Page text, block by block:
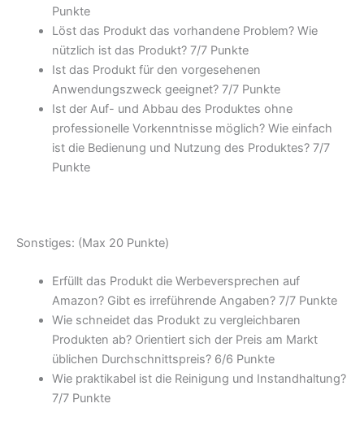
Punkte
Löst das Produkt das vorhandene Problem? Wie
nützlich ist das Produkt? 7/7 Punkte
Ist das Produkt für den vorgesehenen
Anwendungszweck geeignet? 7/7 Punkte
Ist der Auf- und Abbau des Produktes ohne
professionelle Vorkenntnisse möglich? Wie einfach
ist die Bedienung und Nutzung des Produktes? 7/7
Punkte
Sonstiges: (Max 20 Punkte)
Erfüllt das Produkt die Werbeversprechen auf
Amazon? Gibt es irreführende Angaben? 7/7 Punkte
Wie schneidet das Produkt zu vergleichbaren
Produkten ab? Orientiert sich der Preis am Markt
üblichen Durchschnittspreis? 6/6 Punkte
Wie praktikabel ist die Reinigung und Instandhaltung?
7/7 Punkte